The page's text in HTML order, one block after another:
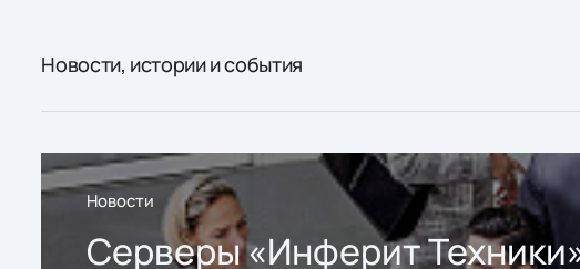
Новости, истории и события
Новости
Серверы «Инферит